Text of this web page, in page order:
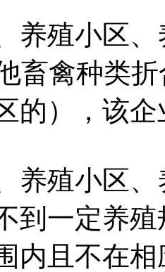
养殖小区
畜禽种类
的），该
养殖小区
到一定养
内且不在